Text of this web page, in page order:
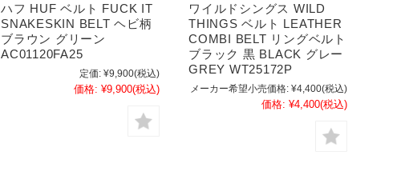
ハフ HUF ベルト FUCK IT
SNAKESKIN BELT ヘビ柄
ブラウン グリーン
AC01120FA25
定価: ¥9,900(税込)
価格: ¥9,900(税込)
ワイルドシングス WILD
THINGS ベルト LEATHER
COMBI BELT リングベルト
ブラック 黒 BLACK グレー
GREY WT25172P
メーカー希望小売価格: ¥4,400(税込)
価格: ¥4,400(税込)